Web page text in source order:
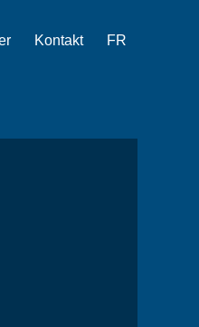
Kontakt FR